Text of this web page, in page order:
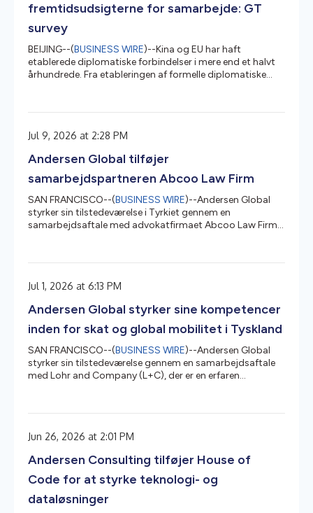
fremtidsudsigterne for samarbejde: GT
survey
BEIJING--(BUSINESS WIRE)--Kina og EU har haft
etablerede diplomatiske forbindelser i mere end et halvt
århundrede. Fra etableringen af formelle diplomatiske
mest indflydelsesrige bilaterale forhold i verden i dag. Ud
den 16. oktober til den 4. november 2025 en
herunder Danmark, Sverig...
Jul 9, 2026 at 2:28 PM
Andersen Global tilføjer
samarbejdspartneren Abcoo Law Firm
SAN FRANCISCO--(BUSINESS WIRE)--Andersen Global
styrker sin tilstedeværelse i Tyrkiet gennem en
samarbejdsaftale med advokatfirmaet Abcoo Law Firm,
blev grundlagt i 2014 og rådgiver lokale og internationale
erfaring inden for selskabsret og M&A, fast ejendom og
bank og finans, ko...
Jul 1, 2026 at 6:13 PM
Andersen Global styrker sine kompetencer
inden for skat og global mobilitet i Tyskland
SAN FRANCISCO--(BUSINESS WIRE)--Andersen Global
styrker sin tilstedeværelse gennem en samarbejdsaftale
med Lohr and Company (L+C), der er en erfaren
internationale skatteforhold, global mobilitet og transfer
stede i Østrig og rådgiver store multinationale selskaber,
formuende privatpe...
Jun 26, 2026 at 2:01 PM
Andersen Consulting tilføjer House of
Code for at styrke teknologi- og
dataløsninger